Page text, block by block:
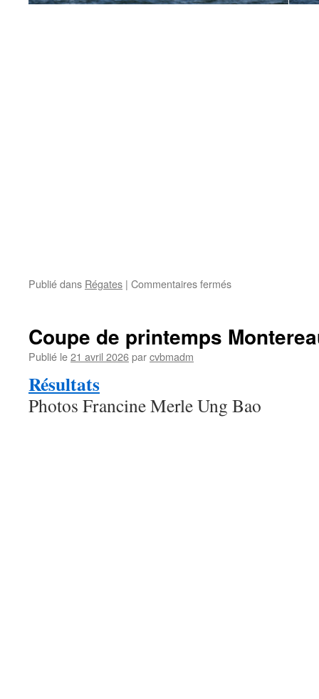
Publié dans Régates | Commentaires ferméssur
Montereau
Coupe de printemps
Publié le21 avril 2026parcvbmadm
Résultats
Photos Francine Merle Ung Bao